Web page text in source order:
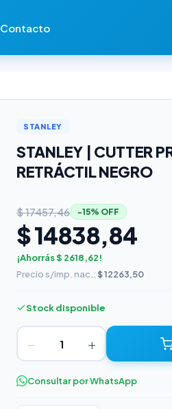
Contacto
STANLEY
STANLEY | CUTTER
RETRÁCTIL NEGRO
$ 17457,46 −15% OFF
$ 14838,84
¡Ahorrás $ 2618,62!
Precio s/imp. nac.: $ 12263,50
Stock disponible
− +
Consultar por WhatsApp